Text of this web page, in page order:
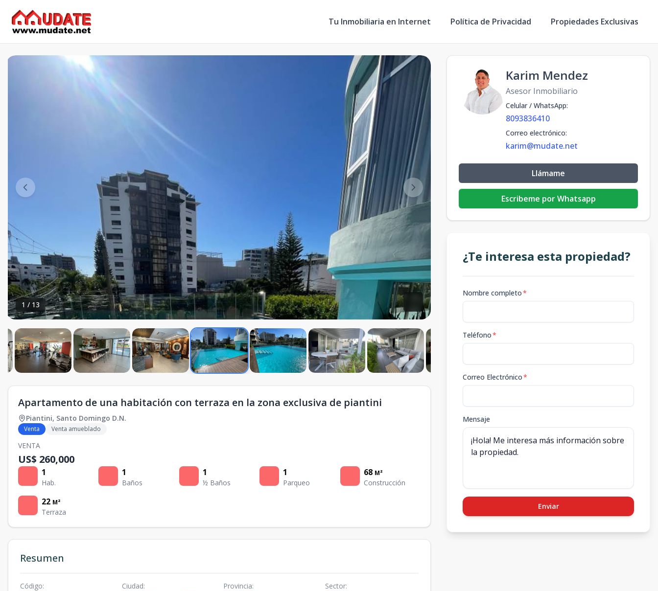
Tu Inmobiliaria en Internet Política de Privacidad Propiedades Exclusivas
1 / 13
Apartamento de una habitación con terraza en la zona exclusiva de piantini
Piantini, Santo Domingo D.N.
Venta Venta amueblado
VENTA
US$ 260,000
1
Hab.
1
Baños
1
½ Baños
1
Parqueo
68 M²
Construcción
22 M²
Terraza
Resumen
Código: Ciudad: Provincia: Sector:
Karim Mendez
Asesor Inmobiliario
Celular / WhatsApp:
8093836410
Correo electrónico:
karim@mudate.net
Llámame
Escribeme por Whatsapp
¿Te interesa esta propiedad?
Nombre completo*
Teléfono*
Correo Electrónico*
Mensaje
Enviar